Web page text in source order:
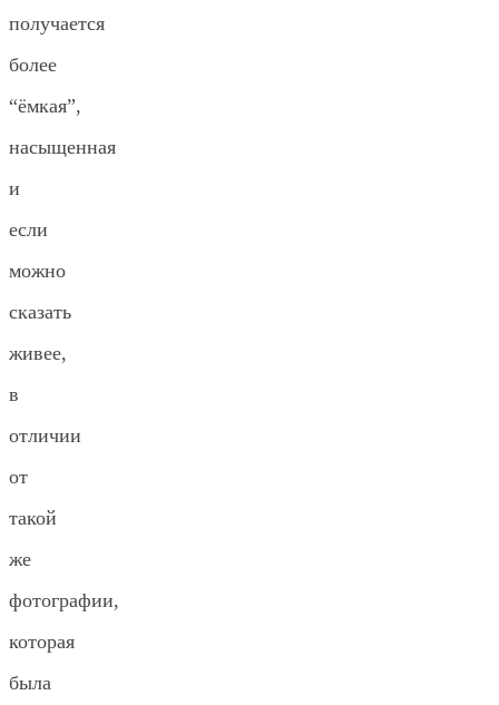
получается
более
“ёмкая”,
насыщенная
и
если
можно
сказать
живее,
в
отличии
от
такой
же
фотографии,
которая
была